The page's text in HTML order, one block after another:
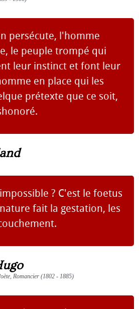
persécute, l'homme
le peuple trompé qui
leur instinct et font leur
en place qui les
prétexte que ce soit,
? C'est le foetus
fait la gestation, les
Romancier (1802 - 1885)